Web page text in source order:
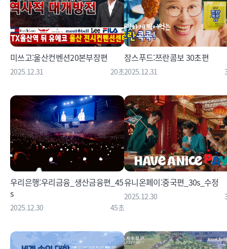
미쓰고:울산컨벤션20본부장편
2025.12.31 20초
장스푸드:쯔란콤보 30초편
2025.12.31
우리은행:우리금융_생산금융편_45
s
2025.12.30 45초
유니온페이:중국편_30s_수정
2025.12.30